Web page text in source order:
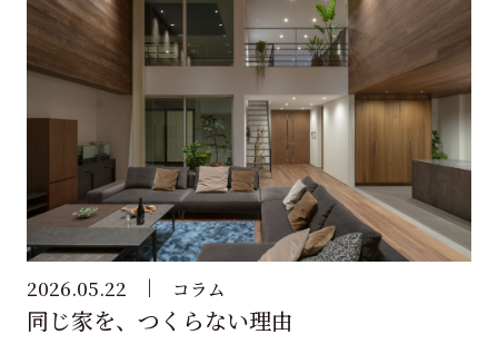
2026.05.22 コラム
同じ家を、つくらない理由